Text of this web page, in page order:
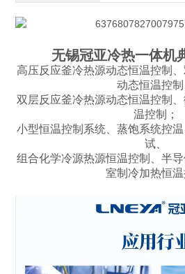
无锡冠亚冷热一体机
高压反应釜冷热源动态恒温控制
动态恒温控制
双层反应釜冷热源动态恒温控制
温控制；
小型恒温控制系统、蒸饱系统控
试、
组合化学冷源热源恒温控制、半
室制冷加热恒温